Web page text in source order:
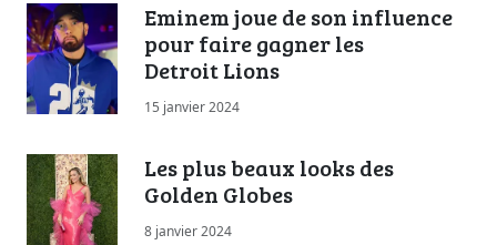
Eminem joue de son influence
pour faire gagner les
Detroit Lions
15 janvier 2024
Les plus beaux looks des
Golden Globes
8 janvier 2024